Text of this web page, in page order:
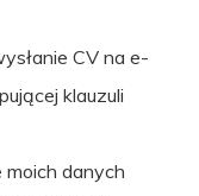
CV na e-
klauzuli
danych